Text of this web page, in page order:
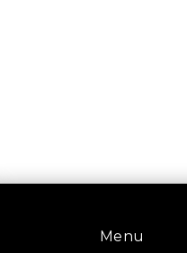
Menu